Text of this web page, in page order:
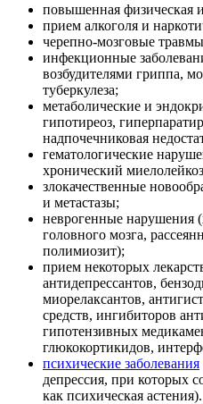
повышенная физическая
прием алкоголя и
черепно-мозговые
инфекционные
возбудителями гриппа,
туберкулеза;
метаболические и
гипотиреоз,
надпочечниковая
гематологические
хронический
злокачественные
и метастазы;
неврогенные нарушения
головного мозга,
полимиозит);
прием некоторых
антидепрессантов,
миорелаксантов,
средств, ингибиторов
гипотензивных
глюкокортикидов,
психические заболевания
депрессия, при которых
как психическая астения).